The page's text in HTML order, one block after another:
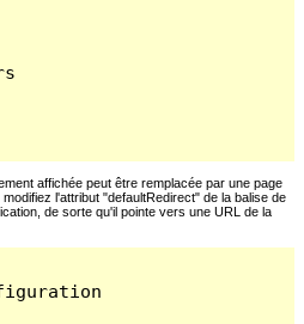
affichée peut être remplacée par une page
l'attribut "defaultRedirect" de la balise de
de sorte qu'il pointe vers une URL de la